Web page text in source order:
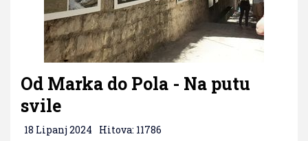
Od Marka do Pola - Na putu
svile
18 Lipanj 2024 Hitova: 11786